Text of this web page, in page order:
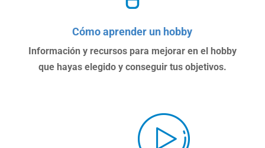
Cómo aprender un hobby
Información y recursos para mejorar en el hobby
que hayas elegido y conseguir tus objetivos.